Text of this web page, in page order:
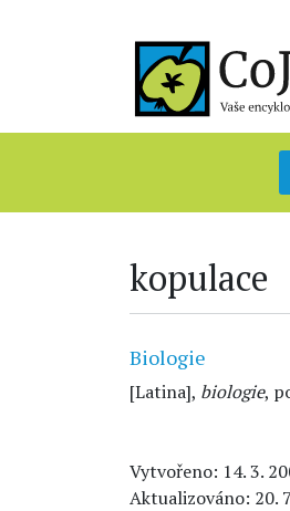
kopulace
Biologie
[Latina], biologie,
Vytvořeno: 14. 3.
Aktualizováno: 20.